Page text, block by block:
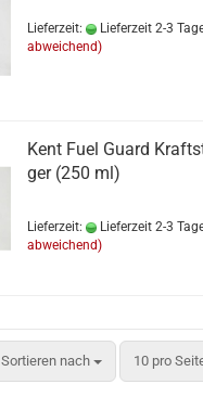
Lieferzeit: Lieferzeit 2-3
abweichend)
Kent Fuel Guard
ger (250 ml)
Lieferzeit: Lieferzeit 2-3
abweichend)
Sortieren nach
Sortieren nach 10 pro
pro Seite